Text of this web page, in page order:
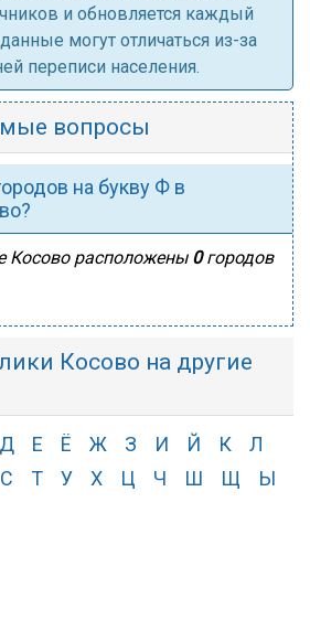
и обновляется каждый
могут отличаться из-за
переписи населения.
вопросы
на букву Ф в
Косово расположены 0городов
Косово на другие
Д Е Ё Ж З И Й К
Л
С Т У Х Ц Ч Ш Щ
Ы